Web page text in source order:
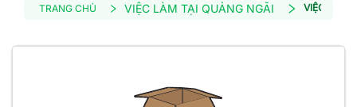
TRANG CHỦ VIỆC LÀM TẠI QUẢNG NGÃI VIỆC LÀM